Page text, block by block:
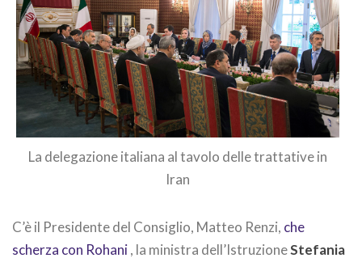
La delegazione italiana al tavolo delle trattative in
Iran
C’è il Presidente del Consiglio, Matteo Renzi, che
scherza con Rohani, la ministra dell’IstruzioneStefania